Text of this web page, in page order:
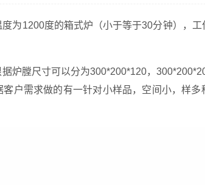
为1200度的箱式炉（小于等于30分钟），
炉膛尺寸可以分为300*200*120，
户需求做的有一针对小样品，空间小，样